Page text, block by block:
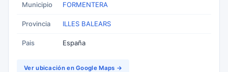
Municipio FORMENTERA
Provincia ILLES BALEARS
Pais España
Ver ubicación en Google Maps →